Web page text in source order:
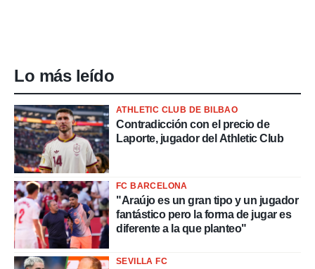
Lo más leído
ATHLETIC CLUB DE BILBAO
Contradicción con el precio de
Laporte, jugador del Athletic Club
FC BARCELONA
"Araújo es un gran tipo y un jugador
fantástico pero la forma de jugar es
diferente a la que planteo"
SEVILLA FC